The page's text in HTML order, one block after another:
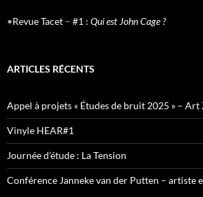
•Revue Tacet – #1 : Qui est John Cage ?
ARTICLES RÉCENTS
Appel à projets « Études de bruit 2025 » – Art
Vinyle HEAR#1
Journée d’étude : La Tension
Conférence Janneke van der Putten – artiste